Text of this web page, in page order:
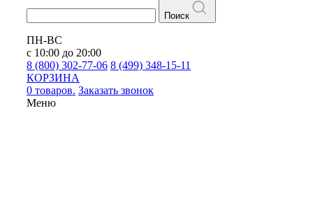
Поиск
ПН-ВС
с 10:00 до 20:00
8 (800) 302-77-06 8 (499) 348-15-11
КОРЗИНА
0 товаров. Заказать звонок
Меню